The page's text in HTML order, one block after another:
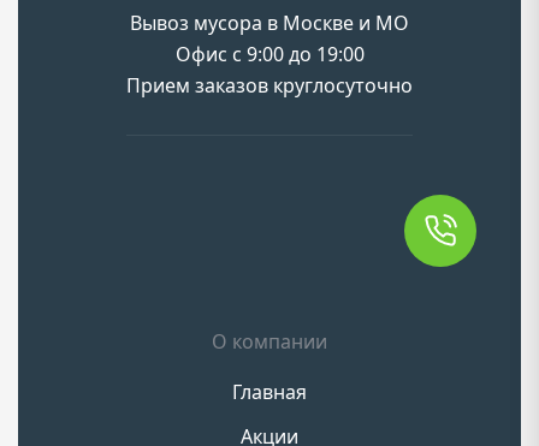
Вывоз мусора в Москве и МО
Офис с 9:00 до 19:00
Прием заказов круглосуточно
О компании
Главная
Акции